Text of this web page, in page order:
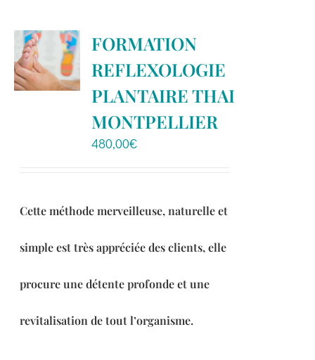
Les
options
peuvent
être
choisies
sur
produit
FORMATION
REFLEXOLOGIE
PLANTAIRE THAI
MONTPELLIER
480,00€
Cette méthode merveilleuse, naturelle et
simple est très appréciée des clients, elle
procure une détente profonde et une
revitalisation de tout l’organisme.